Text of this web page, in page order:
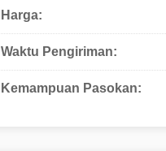
Harga:
Waktu Pengiriman:
Kemampuan Pasokan: